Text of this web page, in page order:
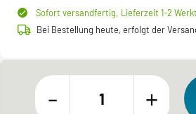
Sofort versandfertig, Lieferzeit 1-2
Bei Bestellung heute, erfolgt der
- +